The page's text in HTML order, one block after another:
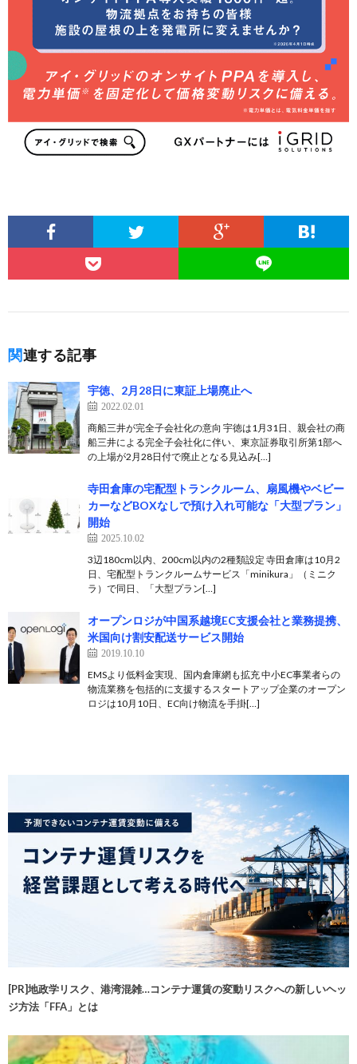
関連する記事
宇徳、2月28日に東証上場廃止へ
2022.02.01
商船三井が完全子会社化の意向 宇徳は1月31日、親会社の商
船三井による完全子会社化に伴い、東京証券取引所第1部へ
の上場が2月28日付で廃止となる見込み[…]
寺田倉庫の宅配型トランクルーム、扇風機やベビー
カーなどBOXなしで預け入れ可能な「大型プラン」
開始
2025.10.02
3辺180cm以内、200cm以内の2種類設定 寺田倉庫は10月2
日、宅配型トランクルームサービス「minikura」（ミニク
ラ）で同日、「大型プラン[…]
オープンロジが中国系越境EC支援会社と業務提携、
米国向け割安配送サービス開始
2019.10.10
EMSより低料金実現、国内倉庫網も拡充 中小EC事業者らの
物流業務を包括的に支援するスタートアップ企業のオープン
ロジは10月10日、EC向け物流を手掛[…]
[PR]地政学リスク、港湾混雑…コンテナ運賃の変動リスクへの新しいヘッ
ジ方法「FFA」とは